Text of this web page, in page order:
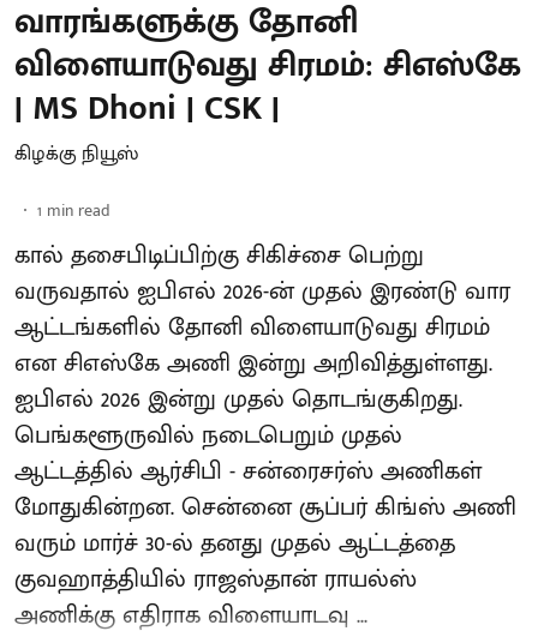
வாரங்களுக்கு தோனி
விளையாடுவது சிரமம்: சிஎஸ்கே
| MS Dhoni | CSK |
கிழக்கு நியூஸ்
1 min read
கால் தசைபிடிப்பிற்கு சிகிச்சை பெற்று
வருவதால் ஐபிஎல் 2026-ன் முதல் இரண்டு வார
ஆட்டங்களில் தோனி விளையாடுவது சிரமம்
என சிஎஸ்கே அணி இன்று அறிவித்துள்ளது.
ஐபிஎல் 2026 இன்று முதல் தொடங்குகிறது.
பெங்களூருவில் நடைபெறும் முதல்
ஆட்டத்தில் ஆர்சிபி - சன்ரைசர்ஸ் அணிகள்
மோதுகின்றன. சென்னை சூப்பர் கிங்ஸ் அணி
வரும் மார்ச் 30-ல் தனது முதல் ஆட்டத்தை
குவஹாத்தியில் ராஜஸ்தான் ராயல்ஸ்
அணிக்கு எதிராக விளையாடவு ...